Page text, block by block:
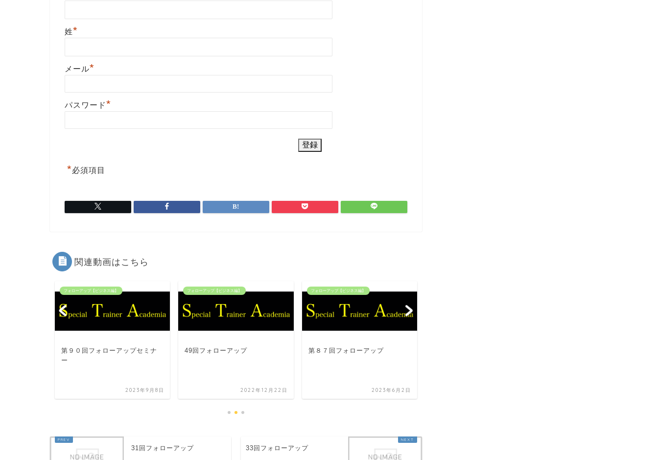
姓*
メール*
パスワード*
*必須項目
関連動画はこちら
フォローアップ【ビジネス編】
第９０回フォローアップセミナ
ー
2023年9月8日
フォローアップ【ビジネス編】
49回フォローアップ
2022年12月22日
フォローアップ【ビジネス編】
第８７回フォローアップ
2023年6月2日
31回フォローアップ 33回フォローアップ